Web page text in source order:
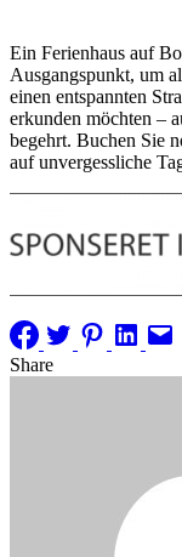
Ein Ferienhaus auf
Ausgangspunkt, um
einen entspannten
erkunden möchten –
begehrt. Buchen Sie
auf unvergessliche
Share